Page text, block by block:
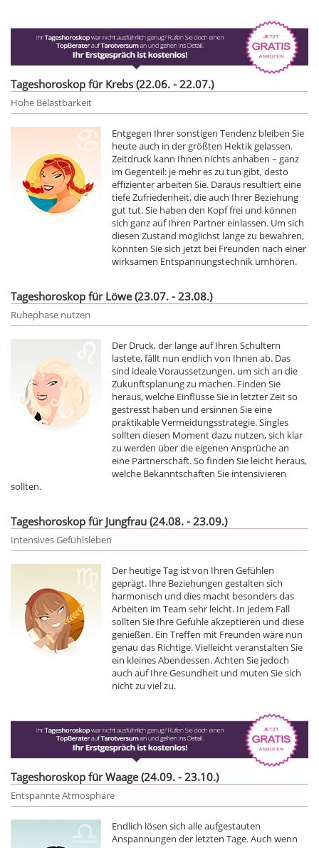
Tageshoroskop für Krebs (22.06. - 22.07.)
Hohe Belastbarkeit
Entgegen Ihrer sonstigen Tendenz bleiben Sie
heute auch in der größten Hektik gelassen.
Zeitdruck kann Ihnen nichts anhaben – ganz
im Gegenteil: je mehr es zu tun gibt, desto
effizienter arbeiten Sie. Daraus resultiert eine
tiefe Zufriedenheit, die auch Ihrer Beziehung
gut tut. Sie haben den Kopf frei und können
sich ganz auf Ihren Partner einlassen. Um sich
diesen Zustand möglichst lange zu bewahren,
könnten Sie sich jetzt bei Freunden nach einer
wirksamen Entspannungstechnik umhören.
Tageshoroskop für Löwe (23.07. - 23.08.)
Ruhephase nutzen
Der Druck, der lange auf Ihren Schultern
lastete, fällt nun endlich von Ihnen ab. Das
sind ideale Voraussetzungen, um sich an die
Zukunftsplanung zu machen. Finden Sie
heraus, welche Einflüsse Sie in letzter Zeit so
gestresst haben und ersinnen Sie eine
praktikable Vermeidungsstrategie. Singles
sollten diesen Moment dazu nutzen, sich klar
zu werden über die eigenen Ansprüche an
eine Partnerschaft. So finden Sie leicht heraus,
welche Bekanntschaften Sie intensivieren
sollten.
Tageshoroskop für Jungfrau (24.08. - 23.09.)
Intensives Gefühlsleben
Der heutige Tag ist von Ihren Gefühlen
geprägt. Ihre Beziehungen gestalten sich
harmonisch und dies macht besonders das
Arbeiten im Team sehr leicht. In jedem Fall
sollten Sie Ihre Gefühle akzeptieren und diese
genießen. Ein Treffen mit Freunden wäre nun
genau das Richtige. Vielleicht veranstalten Sie
ein kleines Abendessen. Achten Sie jedoch
auch auf Ihre Gesundheit und muten Sie sich
nicht zu viel zu.
Tageshoroskop für Waage (24.09. - 23.10.)
Entspannte Atmosphäre
Endlich lösen sich alle aufgestauten
Anspannungen der letzten Tage. Auch wenn